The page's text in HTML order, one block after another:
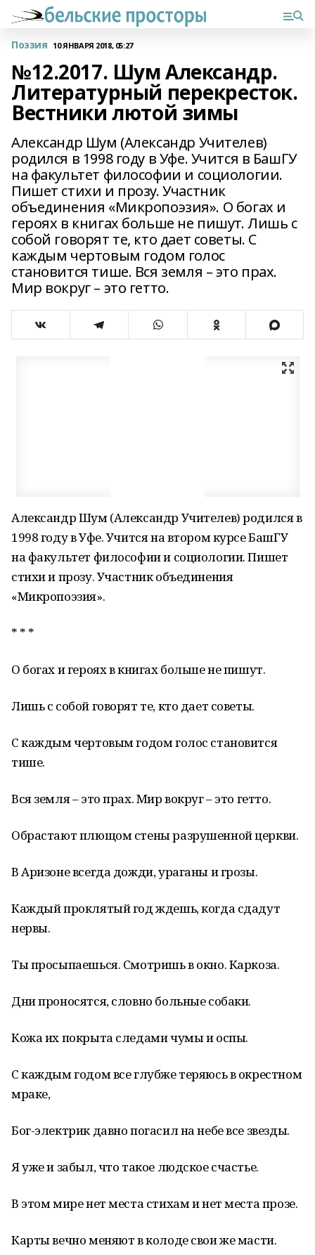
Поэзия 10 ЯНВАРЯ 2018, 05:27
№12.2017. Шум Александр.
Литературный перекресток.
Вестники лютой зимы
Александр Шум (Александр Учителев)
родился в 1998 году в Уфе. Учится в БашГУ
на факультет философии и социологии.
Пишет стихи и прозу. Участник
объединения «Микропоэзия». О богах и
героях в книгах больше не пишут. Лишь с
собой говорят те, кто дает советы. С
каждым чертовым годом голос
становится тише. Вся земля – это прах.
Мир вокруг – это гетто.
Александр Шум (Александр Учителев) родился в
1998 году в Уфе. Учится на втором курсе БашГУ
на факультет философии и социологии. Пишет
стихи и прозу. Участник объединения
«Микропоэзия».
* * *
О богах и героях в книгах больше не пишут.
Лишь с собой говорят те, кто дает советы.
С каждым чертовым годом голос становится
тише.
Вся земля – это прах. Мир вокруг – это гетто.
Обрастают плющом стены разрушенной церкви.
В Аризоне всегда дожди, ураганы и грозы.
Каждый проклятый год ждешь, когда сдадут
нервы.
Ты просыпаешься. Смотришь в окно. Каркоза.
Дни проносятся, словно больные собаки.
Кожа их покрыта следами чумы и оспы.
С каждым годом все глубже теряюсь в окрестном
мраке,
Бог-электрик давно погасил на небе все звезды.
Я уже и забыл, что такое людское счастье.
В этом мире нет места стихам и нет места прозе.
Карты вечно меняют в колоде свои же масти.